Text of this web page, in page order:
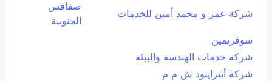
شركة عمر و محمد أمين للخدمات
صفاقس
الجنوبية
سوفريمين
شركة خدمات الهندسة والبيئة
شركة أنترايتود ش م م